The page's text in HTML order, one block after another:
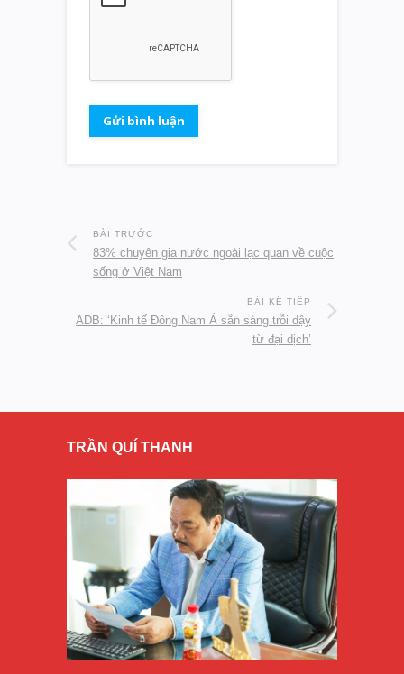
BÀI TRƯỚC
83% chuyên gia nước ngoài lạc quan về cuộc
sống ở Việt Nam
BÀI KẾ TIẾP
ADB: ‘Kinh tế Đông Nam Á sẵn sàng trỗi dậy
từ đại dịch’
TRẦN QUÍ THANH